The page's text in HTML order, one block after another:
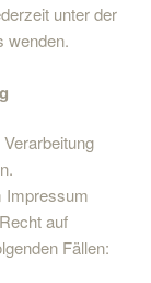
unter der
wenden.
Impressum
auf
Fällen: